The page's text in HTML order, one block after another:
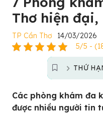
Thơ hiện đại,
TP Cần Thơ
14/03/2026
5/5 -
THỨ
Các phòng khám đa
được nhiều người tin